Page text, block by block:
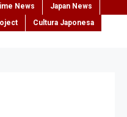
News
Japan News
Cultura Japonesa